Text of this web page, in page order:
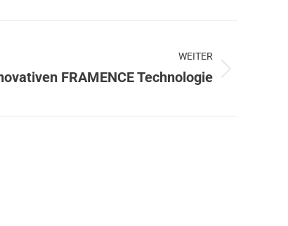
WEITER
FRAMENCE Technologie